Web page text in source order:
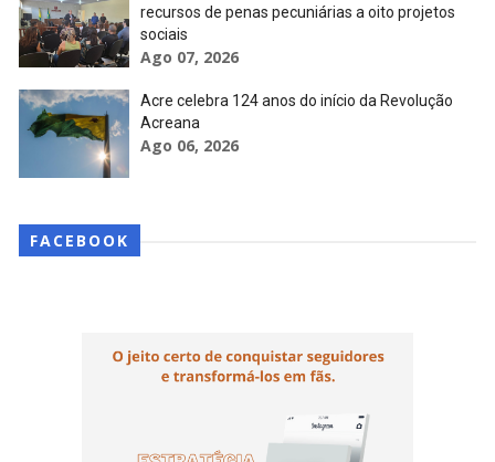
recursos de penas pecuniárias a oito projetos
sociais
Ago 07, 2026
Acre celebra 124 anos do início da Revolução
Acreana
Ago 06, 2026
FACEBOOK